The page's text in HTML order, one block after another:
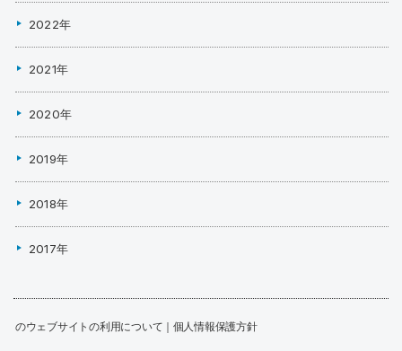
2022年
2021年
2020年
2019年
2018年
2017年
このウェブサイトの利用について 個人情報保護方針